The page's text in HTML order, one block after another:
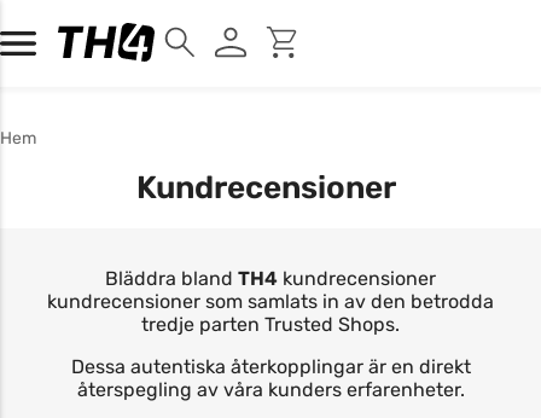
Hem
Kundrecensioner
Bläddra bland TH4 kundrecensioner
kundrecensioner som samlats in av den betrodda
tredje parten Trusted Shops.
Dessa autentiska återkopplingar är en direkt
återspegling av våra kunders erfarenheter.